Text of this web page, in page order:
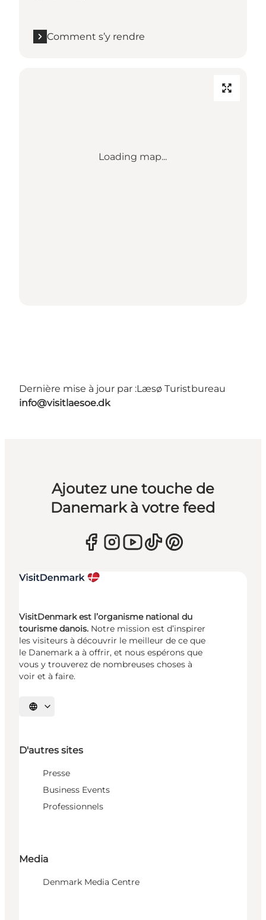
Comment s’y rendre
Loading map...
Dernière mise à jour par :Læsø Turistbureau
info@visitlaesoe.dk
Ajoutez une touche de
Danemark à votre feed
VisitDenmark est l’organisme national du
tourisme danois. Notre mission est d’inspirer
les visiteurs à découvrir le meilleur de ce que
le Danemark a à offrir, et nous espérons que
vous y trouverez de nombreuses choses à
voir et à faire.
Choisissez la langue
D'autres sites
Presse
Business Events
Professionnels
Media
Denmark Media Centre